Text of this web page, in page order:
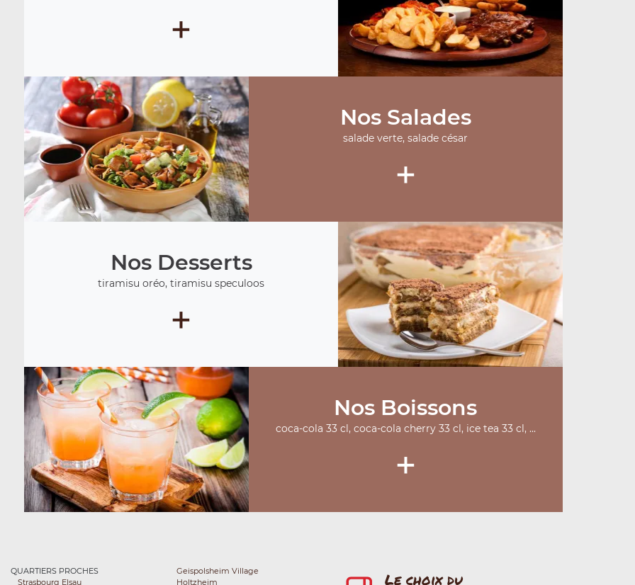
+
Nos Salades
salade verte, salade césar
+
Nos Desserts
tiramisu oréo, tiramisu speculoos
+
Nos Boissons
coca-cola 33 cl, coca-cola cherry 33 cl, ice tea 33 cl, ...
+
QUARTIERS PROCHES
Strasbourg Elsau
Geispolsheim Village
Holtzheim
Le choix du